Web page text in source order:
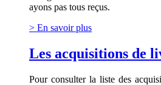
ayons pas tous reçus.
> En savoir plus
Les acquisitions de
Pour consulter la liste des